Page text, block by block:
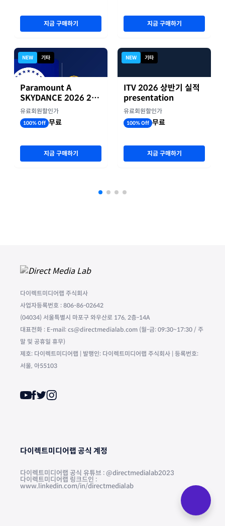
지금 구매하기
NEW 기타
Paramount A
SKYDANCE 2026 2분
기 실적
유료회원할인가
100% Off 무료
지금 구매하기
지금 구매하기
NEW 기타
ITV 2026 상반기 실적
presentation
유료회원할인가
100% Off 무료
지금 구매하기
다이렉트미디어랩 주식회사
사업자등록번호 : 806-86-02642
(04034) 서울특별시 마포구 와우산로 176, 2층-14A
대표전화 : E-mail: cs@directmedialab.com (월-금: 09:30~17:30 / 주
말 및 공휴일 휴무)
제호: 다이렉트미디어랩 | 발행인: 다이렉트미디어랩 주식회사 | 등록번호:
서울, 아55103
다이렉트미디어랩 공식 계정
다이렉트미디어랩 공식 유튜브 : @directmedialab2023
다이렉트미디어랩 링크드인 :
www.linkedin.com/in/directmedialab